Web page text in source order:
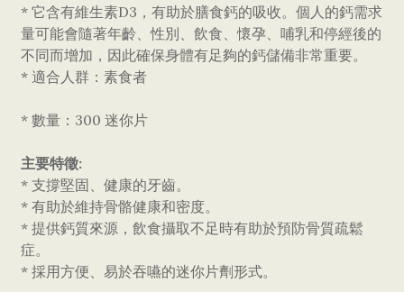
* 它含有維生素D3，有助於膳食鈣的吸收。個人的鈣需求
量可能會隨著年齡、性別、飲食、懷孕、哺乳和停經後的
不同而增加，因此確保身體有足夠的鈣儲備非常重要。
* 適合人群：素食者
* 數量：300 迷你片
主要特徵:
* 支撐堅固、健康的牙齒。
* 有助於維持骨骼健康和密度。
* 提供鈣質來源，飲食攝取不足時有助於預防骨質疏鬆
症。
* 採用方便、易於吞嚥的迷你片劑形式。